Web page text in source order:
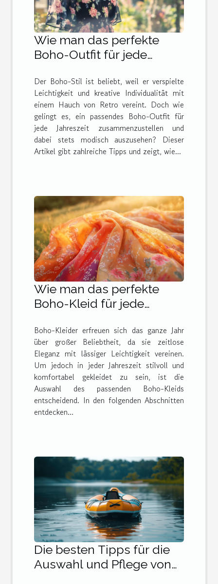
Wie man das perfekte
Boho-Outfit für jede
zusammenstellt
Der Boho-Stil ist beliebt, weil er verspielte
Leichtigkeit und kreative Individualität mit
einem Hauch von Retro vereint. Doch wie
gelingt es, ein passendes Boho-Outfit für
jede Jahreszeit zusammenzustellen und
dabei stets modisch auszusehen? Dieser
Artikel gibt zahlreiche Tipps und zeigt, wie...
Wie man das perfekte
Boho-Kleid für jede
Boho-Kleider erfreuen sich das ganze Jahr
über großer Beliebtheit, da sie zeitlose
Eleganz mit lässiger Leichtigkeit vereinen.
Um jedoch in jeder Jahreszeit stilvoll und
komfortabel gekleidet zu sein, ist die
Auswahl des passenden Boho-Kleids
entscheidend. In den folgenden Abschnitten
entdecken...
Die besten Tipps für die
Auswahl und Pflege von